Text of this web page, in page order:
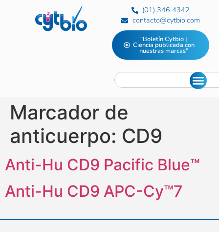
(01) 346 4342
contacto@cytbio.com
“Boletín Cytbio |
Ciencia publicada con
nuestras marcas”
Marcador de
anticuerpo: CD9
Anti-Hu CD9 Pacific Blue™
Anti-Hu CD9 APC-Cy™7